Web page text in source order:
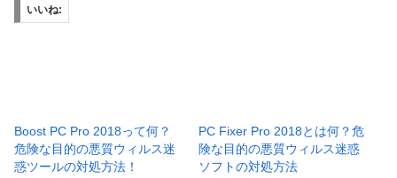
いいね:
Boost PC Pro 2018って何？
危険な目的の悪質ウィルス迷
惑ツールの対処方法！
PC Fixer Pro 2018とは何？危
険な目的の悪質ウィルス迷惑
ソフトの対処方法